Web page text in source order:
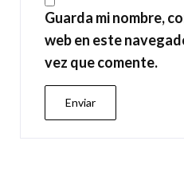
Guarda mi nombre,
web en este
vez que comente.